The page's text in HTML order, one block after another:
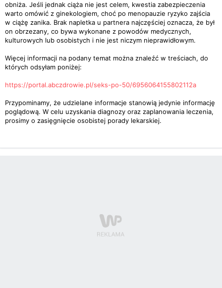
obniża. Jeśli jednak ciąża nie jest celem, kwestia zabezpieczenia
warto omówić z ginekologiem, choć po menopauzie ryzyko zajścia
w ciążę zanika. Brak napletka u partnera najczęściej oznacza, że był
on obrzezany, co bywa wykonane z powodów medycznych,
kulturowych lub osobistych i nie jest niczym nieprawidłowym.
Więcej informacji na podany temat można znaleźć w treściach, do
których odsyłam poniżej:
https://portal.abczdrowie.pl/seks-po-50/6956064155802112a
Przypominamy, że udzielane informacje stanowią jedynie informację
poglądową. W celu uzyskania diagnozy oraz zaplanowania leczenia,
prosimy o zasięgnięcie osobistej porady lekarskiej.